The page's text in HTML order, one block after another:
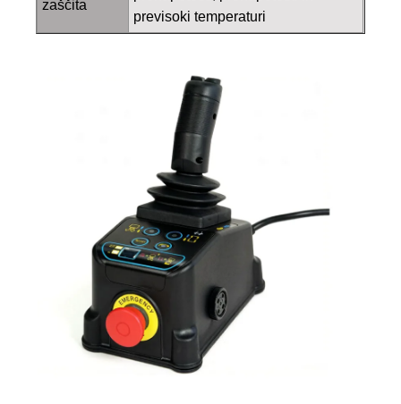
zaščita
previsoki temperaturi